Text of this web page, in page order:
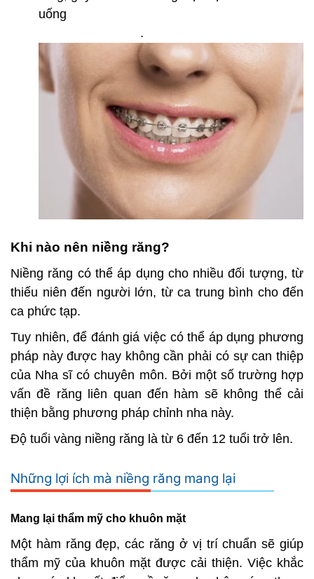
uống
.
Khi nào nên niềng răng?
Niềng răng có thể áp dụng cho nhiều đối tượng, từ
thiếu niên đến người lớn, từ ca trung bình cho đến
ca phức tạp.
Tuy nhiên, để đánh giá việc có thể áp dụng phương
pháp này được hay không cần phải có sự can thiệp
của Nha sĩ có chuyên môn. Bởi một số trường hợp
vấn đề răng liên quan đến hàm sẽ không thể cải
thiện bằng phương pháp chỉnh nha này.
Độ tuổi vàng niềng răng là từ 6 đến 12 tuổi trở lên.
Những lợi ích mà niềng răng mang lại
Mang lại thẩm mỹ cho khuôn mặt
Một hàm răng đẹp, các răng ở vị trí chuẩn sẽ giúp
thẩm mỹ của khuôn mặt được cải thiện. Việc khắc